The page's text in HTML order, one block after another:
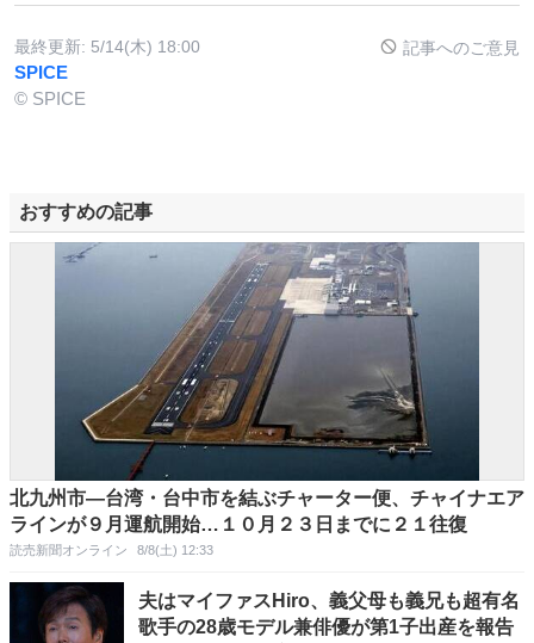
最終更新: 5/14(木) 18:00 記事へのご意見
SPICE
© SPICE
おすすめの記事
北九州市―台湾・台中市を結ぶチャーター便、チャイナエア
ラインが９月運航開始…１０月２３日までに２１往復
読売新聞オンライン 8/8(土) 12:33
夫はマイファスHiro、義父母も義兄も超有名
歌手の28歳モデル兼俳優が第1子出産を報告